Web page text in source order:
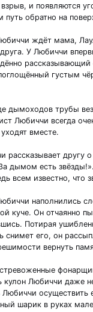
взрыв, и появляются
путь обратно на
ждёт мама,
У Любиччи
рассказывающий
густым
дымоходов трубы
Любиччи всегда
вместе.
рассказывает другу
дымом есть
всем известно, что
наполнились
куче. Он отчаянно
Потирая
снимет его, он
вернуть
кулон Любиччи даже
осуществить
шарик в руках